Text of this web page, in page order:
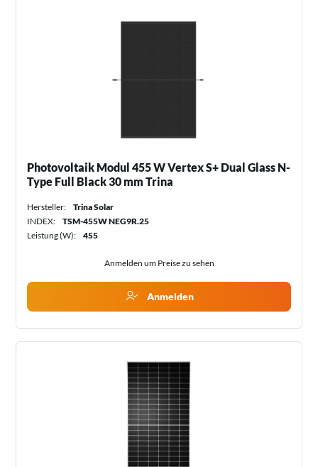
Photovoltaik Modul 455 W Vertex S+ Dual Glass N-
Type Full Black 30 mm Trina
Hersteller:
Trina Solar
INDEX:
TSM-455W NEG9R.25
Leistung (W):
455
Anmelden um Preise zu sehen
Anmelden